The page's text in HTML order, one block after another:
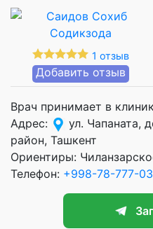
1 отзыв
Добавить отзыв
Врач принимает в
Адрес:
ул. Чапаната,
район, Ташкент
Ориентиры:
Телефон: +998-78-777-